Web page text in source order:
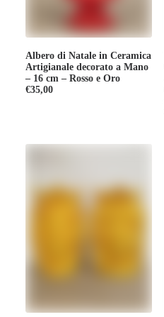
Albero di Natale in Ceramica
Artigianale decorato a Mano
– 16 cm – Rosso e Oro
€35,00